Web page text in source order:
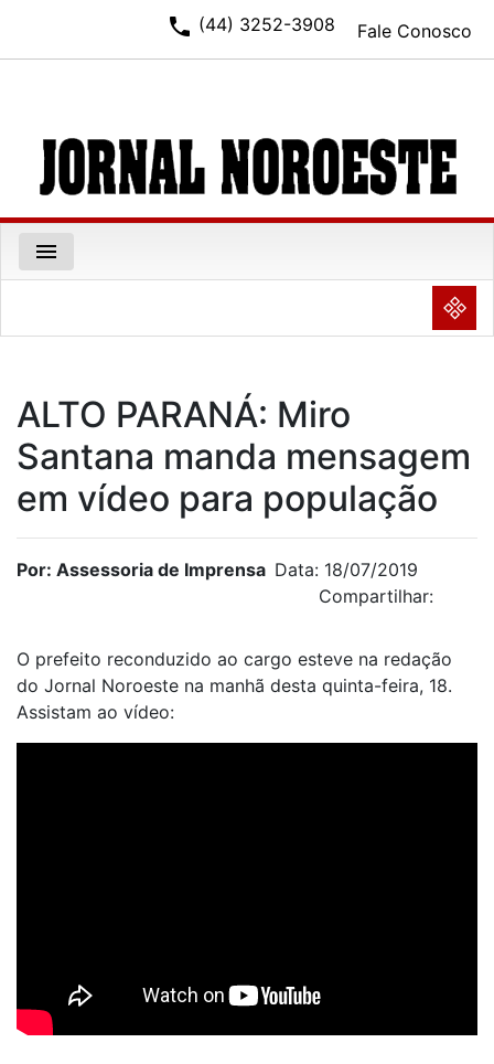
Fale Conosco
phone (44) 3252-3908
menu
NULL
ALTO PARANÁ: Miro
Santana manda mensagem
em vídeo para população
Por: Assessoria de Imprensa Data: 18/07/2019
Compartilhar:
O prefeito reconduzido ao cargo esteve na redação
do Jornal Noroeste na manhã desta quinta-feira, 18.
Assistam ao vídeo: